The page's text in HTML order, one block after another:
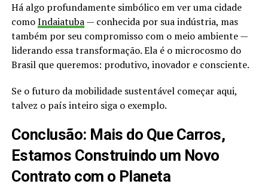
Há algo profundamente simbólico em ver uma cidade
comoIndaiatuba— conhecida por sua indústria, mas
também por seu compromisso com o meio ambiente —
liderando essa transformação. Ela é o microcosmo do
Brasil que queremos: produtivo, inovador e consciente.
Se o futuro da mobilidade sustentável começar aqui,
talvez o país inteiro siga o exemplo.
Conclusão: Mais do Que Carros,
Estamos Construindo um Novo
Contrato com o Planeta